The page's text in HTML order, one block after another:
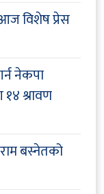
विशेष प्रेस
नेकपा
१४ श्रावण
बस्नेतको